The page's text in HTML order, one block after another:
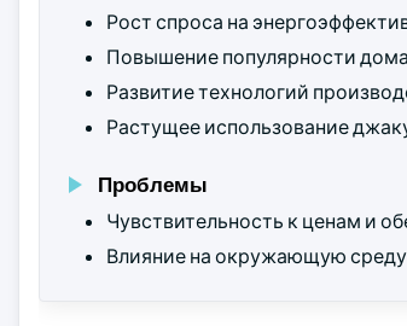
Рост спроса на
Повышение популярности
Развитие технологий
Растущее использование
Проблемы
Чувствительность к ценам и
Влияние на окружающую